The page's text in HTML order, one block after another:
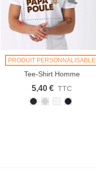
PRODUIT PERSONNALISABLE
Tee-Shirt Homme
Personnalisable
5,40 € TTC
Noir Heather
BlancFrench